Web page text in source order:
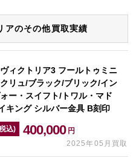
アのその他買取実績
ィクトリア3 フールトゥミニ
リュ/ブラック/ブリック/イン
ー・スイフト/トワル・マド
キング シルバー金具 B刻印
込) 400,000 円
2025年05月買取